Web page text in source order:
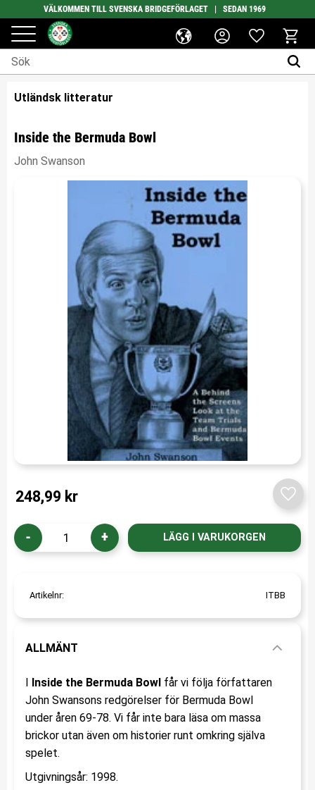
Meny
VÄLKOMMEN TILL SVENSKA BRIDGEFÖRLAGET | SEDAN 1969
Favoriter
Utländsk litteratur
Inside the Bermuda Bowl
John Swanson
248,99 kr
+
-
Artikelnr ITBB
ALLMÄNT
I Inside the Bermuda Bowl får vi följa författaren
John Swansons redgörelser för Bermuda Bowl
under åren 69-78. Vi får inte bara läsa om massa
brickor utan även om historier runt omkring själva
spelet.
Utgivningsår: 1998.